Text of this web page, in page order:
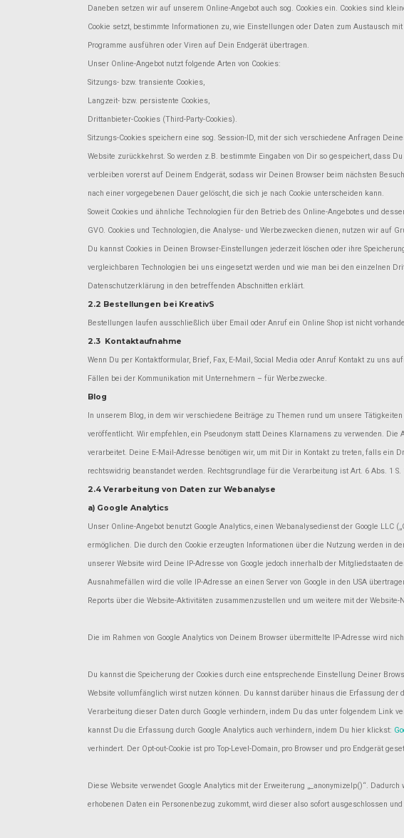
Daneben setzen wir auf unserem Online-Angebot auch sog. Cookies ein. Cookies sind
Cookie setzt, bestimmte Informationen zu, wie Einstellungen oder Daten zum Austausch
Programme ausführen oder Viren auf Dein Endgerät übertragen.
Unser Online-Angebot nutzt folgende Arten von Cookies:
Sitzungs- bzw. transiente Cookies,
Langzeit- bzw. persistente Cookies,
Drittanbieter-Cookies (Third-Party-Cookies).
Sitzungs-Cookies speichern eine sog. Session-ID, mit der sich verschiedene Anfragen
Website zurückkehrst. So werden z.B. bestimmte Eingaben von Dir so gespeichert, dass
verbleiben vorerst auf Deinem Endgerät, sodass wir Deinen Browser beim nächsten
nach einer vorgegebenen Dauer gelöscht, die sich je nach Cookie unterscheiden kann.
Soweit Cookies und ähnliche Technologien für den Betrieb des Online-Angebotes und
GVO. Cookies und Technologien, die Analyse- und Werbezwecken dienen, nutzen wir auf
Du kannst Cookies in Deinen Browser-Einstellungen jederzeit löschen oder ihre
vergleichbaren Technologien bei uns eingesetzt werden und wie man bei den einzelnen
Datenschutzerklärung in den betreffenden Abschnitten erklärt.
2.2 Bestellungen bei KreativS
Bestellungen laufen ausschließlich über Email oder Anruf ein Online Shop ist nicht
2.3 Kontaktaufnahme
Wenn Du per Kontaktformular, Brief, Fax, E-Mail, Social Media oder Anruf Kontakt zu
Fällen bei der Kommunikation mit Unternehmern – für Werbezwecke.
Blog
In unserem Blog, in dem wir verschiedene Beiträge zu Themen rund um unsere
veröffentlicht. Wir empfehlen, ein Pseudonym statt Deines Klarnamens zu verwenden.
verarbeitet. Deine E-Mail-Adresse benötigen wir, um mit Dir in Kontakt zu treten, falls ein
rechtswidrig beanstandet werden. Rechtsgrundlage für die Verarbeitung ist Art. 6 Abs. 1 S.
2.4 Verarbeitung von Daten zur Webanalyse
a) Google Analytics
Unser Online-Angebot benutzt Google Analytics, einen Webanalysedienst der Google LLC
ermöglichen. Die durch den Cookie erzeugten Informationen über die Nutzung werden in
unserer Website wird Deine IP-Adresse von Google jedoch innerhalb der Mitgliedstaaten
Ausnahmefällen wird die volle IP-Adresse an einen Server von Google in den USA
Reports über die Website-Aktivitäten zusammenzustellen und um weitere mit der
Die im Rahmen von Google Analytics von Deinem Browser übermittelte IP-Adresse wird
Du kannst die Speicherung der Cookies durch eine entsprechende Einstellung Deiner
Website vollumfänglich wirst nutzen können. Du kannst darüber hinaus die Erfassung
Verarbeitung dieser Daten durch Google verhindern, indem Du das unter folgendem Link
kannst Du die Erfassung durch Google Analytics auch verhindern, indem Du hier klickst:
verhindert. Der Opt-out-Cookie ist pro Top-Level-Domain, pro Browser und pro Endgerät
Diese Website verwendet Google Analytics mit der Erweiterung „_anonymizeIp()“.
erhobenen Daten ein Personenbezug zukommt, wird dieser also sofort ausgeschlossen